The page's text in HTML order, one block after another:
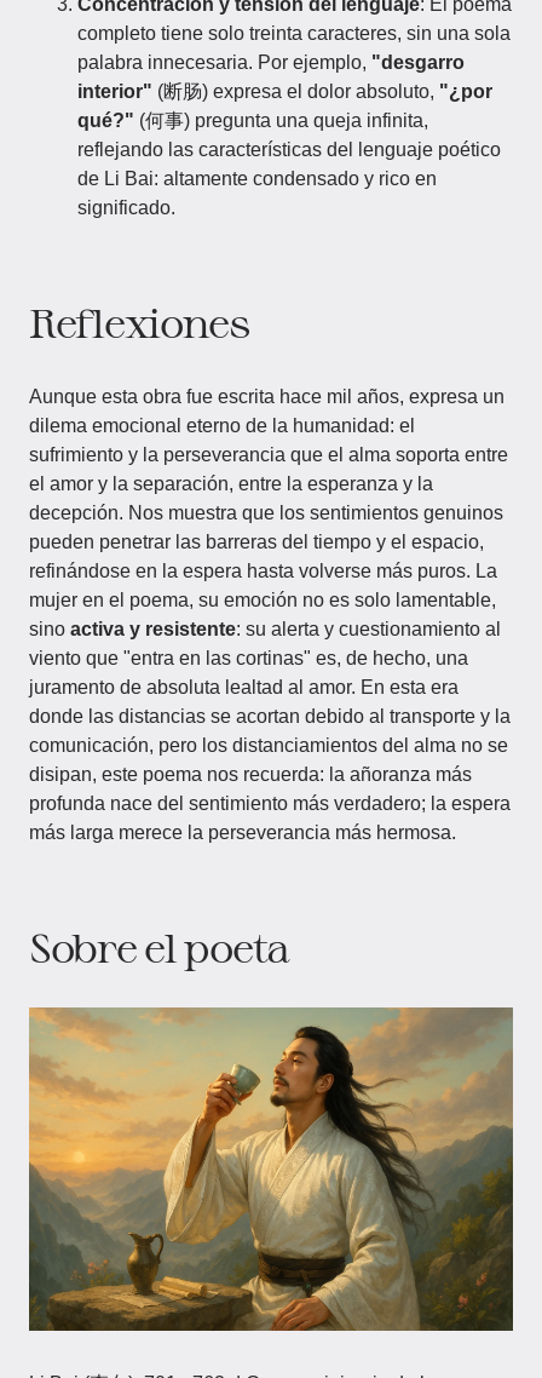
Concentración y tensión del lenguaje: El poema
completo tiene solo treinta caracteres, sin una sola
palabra innecesaria. Por ejemplo, "desgarro
interior" (断肠) expresa el dolor absoluto, "¿por
qué?" (何事) pregunta una queja infinita,
reflejando las características del lenguaje poético
de Li Bai: altamente condensado y rico en
significado.
Reflexiones
Aunque esta obra fue escrita hace mil años, expresa un
dilema emocional eterno de la humanidad: el
sufrimiento y la perseverancia que el alma soporta entre
el amor y la separación, entre la esperanza y la
decepción. Nos muestra que los sentimientos genuinos
pueden penetrar las barreras del tiempo y el espacio,
refinándose en la espera hasta volverse más puros. La
mujer en el poema, su emoción no es solo lamentable,
sino activa y resistente: su alerta y cuestionamiento al
viento que "entra en las cortinas" es, de hecho, una
juramento de absoluta lealtad al amor. En esta era
donde las distancias se acortan debido al transporte y la
comunicación, pero los distanciamientos del alma no se
disipan, este poema nos recuerda: la añoranza más
profunda nace del sentimiento más verdadero; la espera
más larga merece la perseverancia más hermosa.
Sobre el poeta